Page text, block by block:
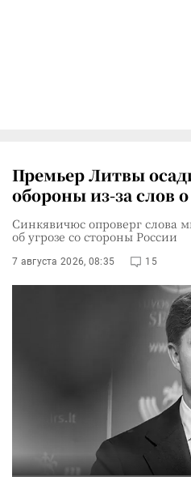
Премьер Литвы
обороны из-за слов
Синкявичюс опроверг слова
об угрозе со стороны России
7 августа 2026, 08:35 15